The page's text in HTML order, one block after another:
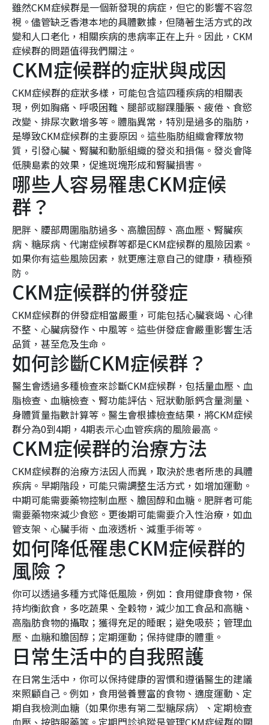
雖然CKM症候群是一個新發現的病症，但它的影響不容忽
視。儘管缺乏香港本地的具體數據，但隨著生活方式的改
變和人口老化，相關疾病的患病率正在上升。因此，CKM
症候群的問題值得我們關注。
CKM症候群的症狀與成因
CKM症候群的症狀多樣，可能包含這四種疾病的相關表
現，例如胸痛、呼吸困難、腿部或腳踝腫脹、疲倦、食慾
改變、排尿次數增多等。體脂異常，特別是過多的脂肪，
是導致CKM症候群的主要原因。這些脂肪組織會釋放物
質，引發心臟、腎臟和動脈組織的發炎和損傷。發炎會降
低胰島素的效果，促進斑塊形成和腎臟損害。
哪些人容易罹患CKM症候
群？
肥胖、腰部周圍脂肪過多、高膽固醇、高血壓、腎臟疾
病、糖尿病、代謝症候群等都是CKM症候群的風險因素。
如果你有這些風險因素，就更應注意自己的健康，積極預
防。
CKM症候群的併發症
CKM症候群的併發症相當嚴重，可能包括心臟衰竭、心律
不整、心臟病發作、中風等。這些併發症會嚴重影響生活
品質，甚至危及生命。
如何診斷CKM症候群？
醫生會透過多種檢查來診斷CKM症候群，包括量血壓、血
脂檢查、血糖檢查、腎功能評估、冠狀動脈鈣含量測量、
身體質量指數計算等。醫生會根據檢查結果，將CKM症候
群分為0到4期，4期表示心血管疾病的風險最高。
CKM症候群的治療方法
CKM症候群的治療方法因人而異，取決於患者所患的具體
疾病。早期階段，可能只需調整生活方式，如增加運動。
中期可能需要藥物控制血壓、膽固醇和血糖。肥胖者可能
需要藥物來減少食慾。更後期可能需要介入性治療，如血
管支架、心臟手術、血液透析、減重手術等。
如何降低罹患CKM症候群的
風險？
你可以透過多種方式降低風險，例如：食用健康食物，保
持均衡飲食，多吃蔬果、全穀物，減少加工食品和高糖、
高脂肪食物的攝取；獲得充足的睡眠；避免吸菸；管理血
壓、血糖和膽固醇；定期運動；保持健康的體重。
日常生活中的自我照護
在日常生活中，你可以保持健康的習慣和遵循醫生的建議
來照顧自己。例如，食用營養豐富的食物、適度運動、定
期自我檢測血糖（如果你患有第二型糖尿病）、定期檢查